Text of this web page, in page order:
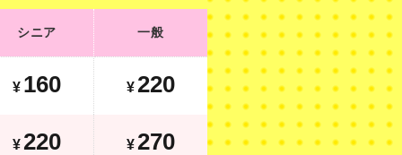
シニア 一般
¥ 160 ¥ 220
¥ 220 ¥ 270